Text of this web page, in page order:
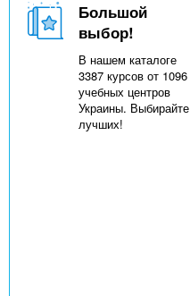
Большой
выбор!
В нашем каталоге
3387 курсов от 1096
учебных центров
Украины. Выбирайте
лучших!